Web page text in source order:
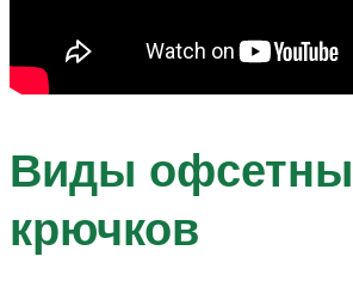
Виды
крючков